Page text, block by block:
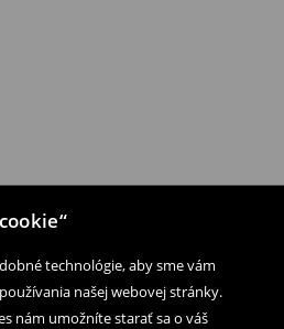
technológie, aby sme vám
našej webovej stránky.
nám umožníte starať sa o váš